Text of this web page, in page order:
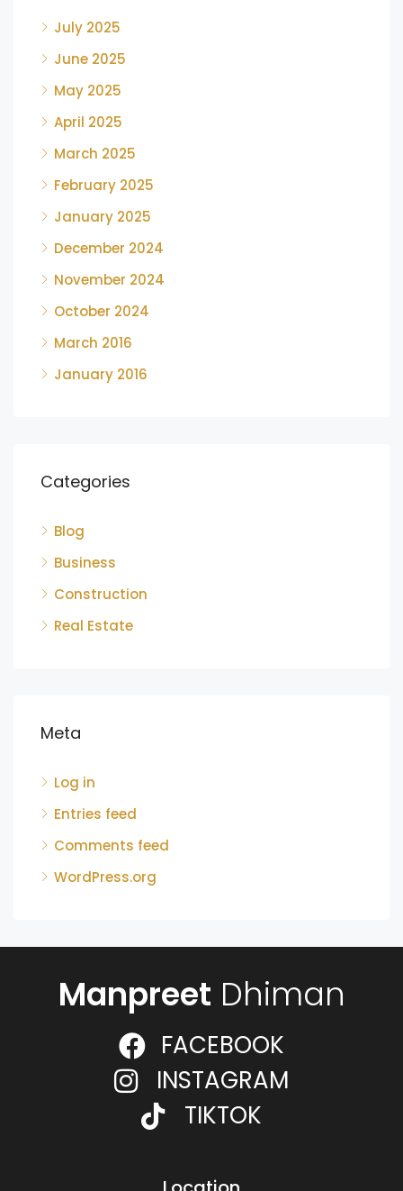
July 2025
June 2025
May 2025
April 2025
March 2025
February 2025
January 2025
December 2024
November 2024
October 2024
March 2016
January 2016
Categories
Blog
Business
Construction
Real Estate
Meta
Log in
Entries feed
Comments feed
WordPress.org
Manpreet Dhiman
FACEBOOK
INSTAGRAM
TIKTOK